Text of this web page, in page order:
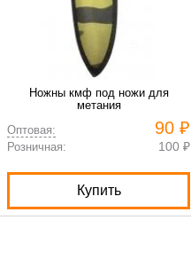
Ножны кмф под ножи для
метания
Оптовая:
90 ₽
Розничная: 100 ₽
Купить